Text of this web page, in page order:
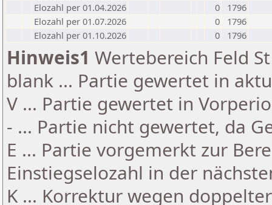
Elozahl per 01.04.2026
0
1796
Elozahl per 01.07.2026
0
1796
Elozahl per 01.10.2026
0 1796
Hinweis1 Wertebereich Feld
blank ... Partie gewertet in
V ... Partie gewertet in
- ... Partie nicht gewertet, da
E ... Partie vorgemerkt zur
Einstiegselozahl in der
K ... Korrektur wegen